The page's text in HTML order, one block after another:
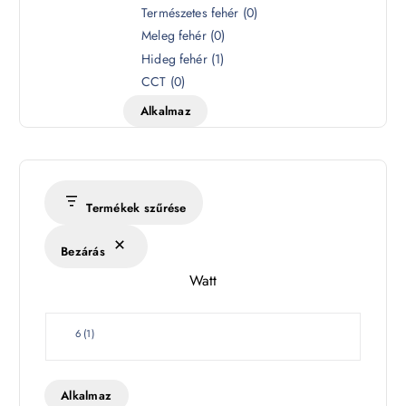
é
s
k
Természetes fehér (0)
Meleg fehér (0)
Hideg fehér (1)
CCT (0)
Alkalmaz
Termékek szűrése
Bezárás
Watt
W
t
6 (1)
Alkalmaz